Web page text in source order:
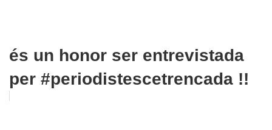
és un honor ser entrevistada
per #periodistescetrencada !!